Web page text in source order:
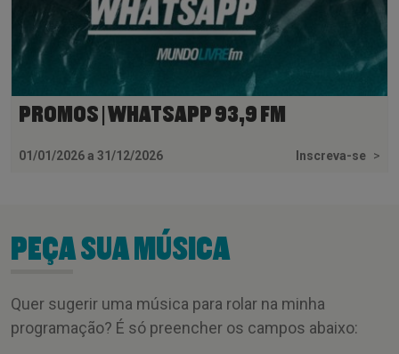
PROMOS | WHATSAPP 93,9 FM
01/01/2026 a 31/12/2026 Inscreva-se >
PEÇA SUA MÚSICA
Quer sugerir uma música para rolar na minha
programação? É só preencher os campos abaixo: